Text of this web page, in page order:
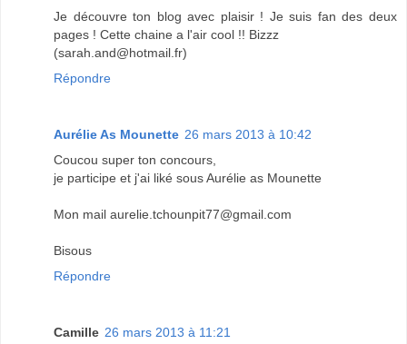
Je découvre ton blog avec plaisir ! Je suis fan des deux
pages ! Cette chaine a l'air cool !! Bizzz
(sarah.and@hotmail.fr)
Répondre
Aurélie As Mounette 26 mars 2013 à 10:42
Coucou super ton concours,
je participe et j'ai liké sous Aurélie as Mounette
Mon mail aurelie.tchounpit77@gmail.com
Bisous
Répondre
Camille 26 mars 2013 à 11:21